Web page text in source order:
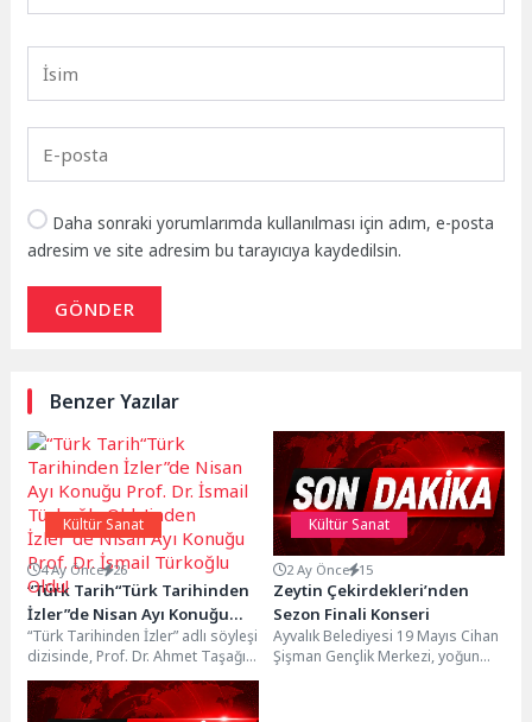
Daha sonraki yorumlarımda kullanılması için adım, e-posta
adresim ve site adresim bu tarayıcıya kaydedilsin.
GÖNDER
Benzer Yazılar
Kültür Sanat
4 Ay Önce 26
“Türk Tarih“Türk Tarihinden
İzler”de Nisan Ayı Konuğu
Prof. Dr. İsmail Türkoğlu
Oldu!inden İzler”de Nisan Ayı
Konuğu Prof. Dr. İsmail
Türkoğlu Oldu!
“Türk Tarihinden İzler” adlı söyleşi
dizisinde, Prof. Dr. Ahmet Taşağıl
moderatörlüğünde Türk tarihi
farklı veçhelerden...
Kültür Sanat
2 Ay Önce 15
Zeytin Çekirdekleri’nden
Sezon Finali Konseri
Ayvalık Belediyesi 19 Mayıs Cihan
Şişman Gençlik Merkezi, yoğun